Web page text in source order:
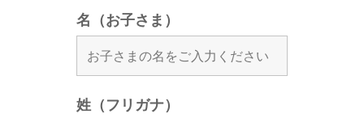
名（お子さま）
姓（フリガナ）